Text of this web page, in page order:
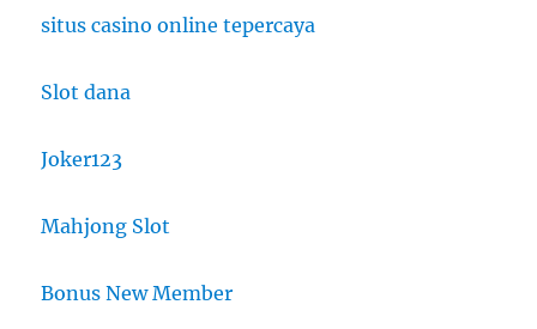
situs casino online tepercaya
Slot dana
Joker123
Mahjong Slot
Bonus New Member